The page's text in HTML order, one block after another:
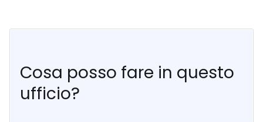
Cosa posso fare in questo
ufficio?